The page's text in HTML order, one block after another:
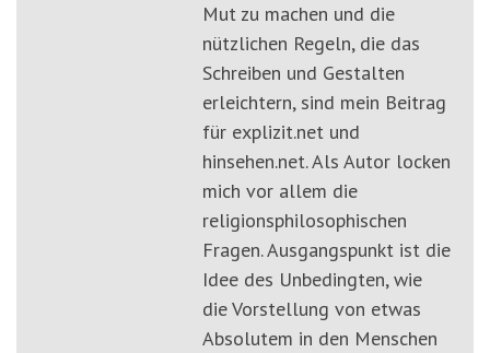
Mut zu machen und die
nützlichen Regeln, die das
Schreiben und Gestalten
erleichtern, sind mein Beitrag
für explizit.net und
hinsehen.net. Als Autor locken
mich vor allem die
religionsphilosophischen
Fragen. Ausgangspunkt ist die
Idee des Unbedingten, wie
die Vorstellung von etwas
Absolutem in den Menschen